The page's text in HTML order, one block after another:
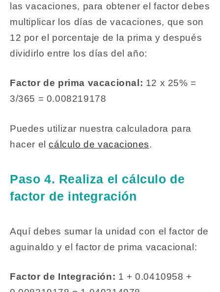
las vacaciones, para obtener el factor debes
multiplicar los días de vacaciones, que son
12 por el porcentaje de la prima y después
dividirlo entre los días del año:
Factor de prima vacacional: 12 x 25% =
3/365 = 0.008219178
Puedes utilizar nuestra calculadora para
hacer elcálculo de vacaciones.
Paso 4. Realiza el cálculo de
factor de integración
Aquí debes sumar la unidad con el factor de
aguinaldo y el factor de prima vacacional:
Factor de Integración: 1 + 0.0410958 +